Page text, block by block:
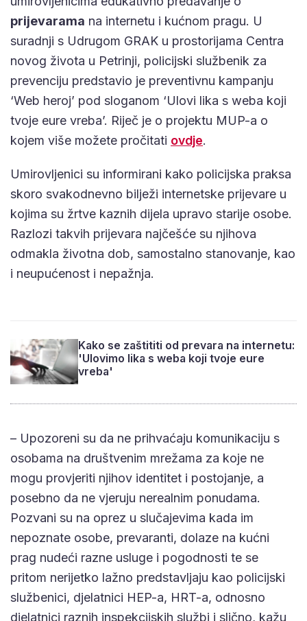
prijevarama na internetu i kućnom pragu. U
suradnji s Udrugom GRAK u prostorijama Centra
novog života u Petrinji, policijski službenik za
prevenciju predstavio je preventivnu kampanju
‘Web heroj’ pod sloganom ‘Ulovi lika s weba koji
tvoje eure vreba’. Riječ je o projektu MUP-a o
kojem više možete pročitati ovdje.
Umirovljenici su informirani kako policijska praksa
skoro svakodnevno bilježi internetske prijevare u
kojima su žrtve kaznih dijela upravo starije osobe.
Razlozi takvih prijevara najčešće su njihova
odmakla životna dob, samostalno stanovanje, kao
i neupućenost i nepažnja.
Kako se zaštititi od prevara na internetu:
'Ulovimo lika s weba koji tvoje eure
vreba'
– Upozoreni su da ne prihvaćaju komunikaciju s
osobama na društvenim mrežama za koje ne
mogu provjeriti njihov identitet i postojanje, a
posebno da ne vjeruju nerealnim ponudama.
Pozvani su na oprez u slučajevima kada im
nepoznate osobe, prevaranti, dolaze na kućni
prag nudeći razne usluge i pogodnosti te se
pritom nerijetko lažno predstavljaju kao policijski
službenici, djelatnici HEP-a, HRT-a, odnosno
djelatnici raznih inspekcijskih službi i slično, kažu